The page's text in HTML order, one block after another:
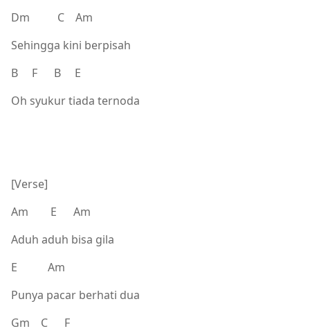
Dm C Am
Sehingga kini berpisah
B F B E
Oh syukur tiada ternoda
[Verse]
Am E Am
Aduh aduh bisa gila
E Am
Punya pacar berhati dua
Gm C F